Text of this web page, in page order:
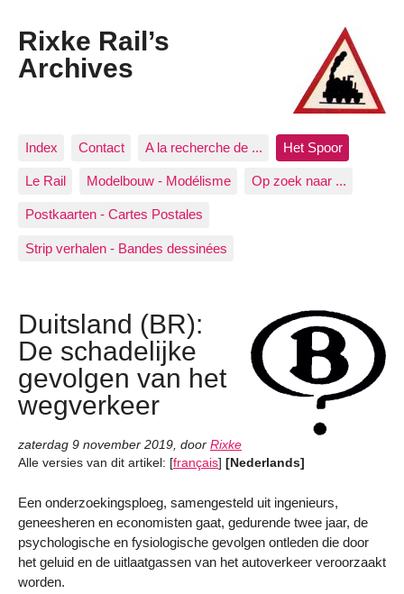
Rixke Rail’s
Archives
Index Contact A la recherche de ... Het Spoor
Le Rail Modelbouw - Modélisme Op zoek naar ...
Postkaarten - Cartes Postales
Strip verhalen - Bandes dessinées
Duitsland (BR):
De schadelijke
gevolgen van het
wegverkeer
zaterdag 9 november 2019, door Rixke
Alle versies van dit artikel: [français] [Nederlands]
Een onderzoekingsploeg, samengesteld uit ingenieurs,
geneesheren en economisten gaat, gedurende twee jaar, de
psychologische en fysiologische gevolgen ontleden die door
het geluid en de uitlaatgassen van het autoverkeer veroorzaakt
worden.